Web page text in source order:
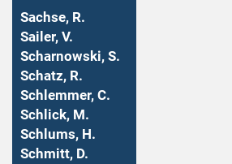
Sachse, R.
Sailer, V.
Scharnowski, S.
Schatz, R.
Schlemmer, C.
Schlick, M.
Schlums, H.
Schmitt, D.